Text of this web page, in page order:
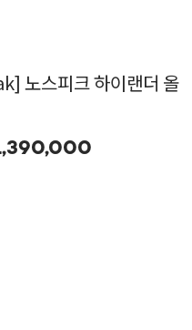
노스피크 하이랜더 올